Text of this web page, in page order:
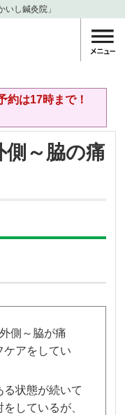
し鍼灸院」
約は17時まで！
側～脇の痛
側～脇が痛
ケアをしてい
状態が続いて
しているが、